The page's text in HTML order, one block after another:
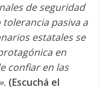
de seguridad
pasiva a
estatales se
en
confiar en las
(Escuchá el